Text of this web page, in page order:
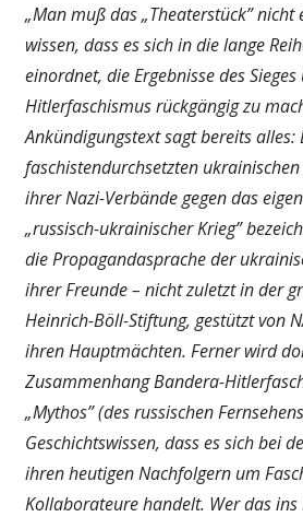
„Man muß das „Theaterstück” nicht
wissen, dass es sich in die lange
einordnet, die Ergebnisse des
Hitlerfaschismus rückgängig zu
Ankündigungstext sagt bereits alles:
faschistendurchsetzten
ihrer Nazi-Verbände gegen das
„russisch-ukrainischer Krieg”
die Propagandasprache der
ihrer Freunde – nicht zuletzt in der
Heinrich-Böll-Stiftung, gestützt von
ihren Hauptmächten. Ferner wird
Zusammenhang Bandera-
„Mythos” (des russischen
Geschichtswissen, dass es sich bei
ihren heutigen Nachfolgern um
Kollaborateure handelt. Wer das ins